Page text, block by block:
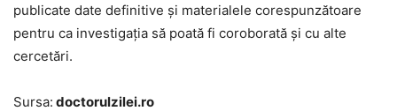
publicate date definitive şi materialele corespunzătoare
pentru ca investigaţia să poată fi coroborată şi cu alte
cercetări.
Sursa: doctorulzilei.ro